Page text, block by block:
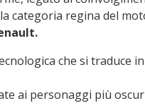
categoria regina del
che si traduce
ai personaggi più